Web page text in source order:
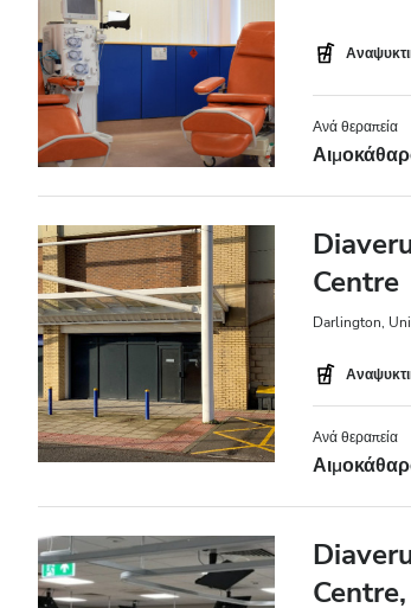
Δωρεάν Στάθμευση
Τιμή
0 - 100 EUR
200 - 300 EUR
300+ EUR
Βάρδιες
Πρωί
Απόγευμα
Βράδυ
Νύχτα
Ανά θεραπεία
Centre
Darlington,
Ανά θεραπεία